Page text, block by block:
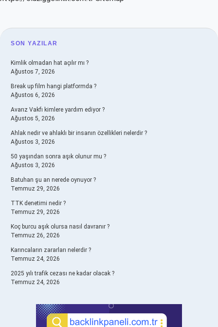
SIDEBAR
SON YAZILAR
Kimlik olmadan hat açılır mı ?
Ağustos 7, 2026
Break up film hangi platformda ?
Ağustos 6, 2026
Avarız Vakfı kimlere yardım ediyor ?
Ağustos 5, 2026
Ahlak nedir ve ahlaklı bir insanın özellikleri nelerdir ?
Ağustos 3, 2026
50 yaşından sonra aşık olunur mu ?
Ağustos 3, 2026
Batuhan şu an nerede oynuyor ?
Temmuz 29, 2026
TTK denetimi nedir ?
Temmuz 29, 2026
Koç burcu aşık olursa nasıl davranır ?
Temmuz 26, 2026
Karıncaların zararları nelerdir ?
Temmuz 24, 2026
2025 yılı trafik cezası ne kadar olacak ?
Temmuz 24, 2026